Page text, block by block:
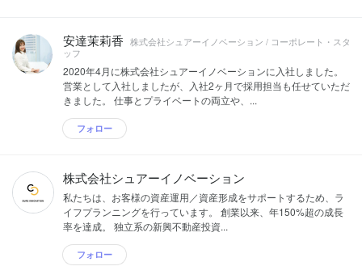
安達茉莉香 株式会社シュアーイノベーション / コーポレート・スタ
ッフ
2020年4月に株式会社シュアーイノベーションに入社しました。
営業として入社しましたが、入社2ヶ月で採用担当も任せていただ
きました。 仕事とプライベートの両立や、...
フォロー
株式会社シュアーイノベーション
私たちは、お客様の資産運用／資産形成をサポートするため、ラ
イフプランニングを行っています。 創業以来、年150%超の成長
率を達成。 独立系の新興不動産投資...
フォロー